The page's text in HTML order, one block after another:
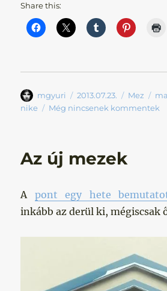
Share this:
Szerző
mgyuri Közzétéve
2013.07.23. Kategória
Mez
nike
Még nincsenek kommentek
Az új mezek
A pont egy hete
inkább az derül ki, mégiscsak